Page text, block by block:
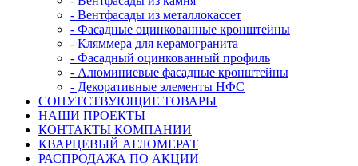
- Вентфасады из металлокассет
- Фасадные оцинкованные кронштейны
- Кляммера для керамогранита
- Фасадный оцинкованный профиль
- Алюминиевые фасадные кронштейны
- Декоративные элементы НФС
СОПУТСТВУЮЩИЕ ТОВАРЫ
НАШИ ПРОЕКТЫ
КОНТАКТЫ КОМПАНИИ
КВАРЦЕВЫЙ АГЛОМЕРАТ
РАСПРОДАЖА ПО АКЦИИ